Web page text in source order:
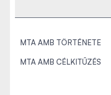
MTA AMB TÖRTÉNETE
MTA AMB CÉLKITŰZÉS